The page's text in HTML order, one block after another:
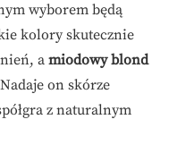
wyborem będą
kolory skutecznie
a miodowy blond
on skórze
z naturalnym